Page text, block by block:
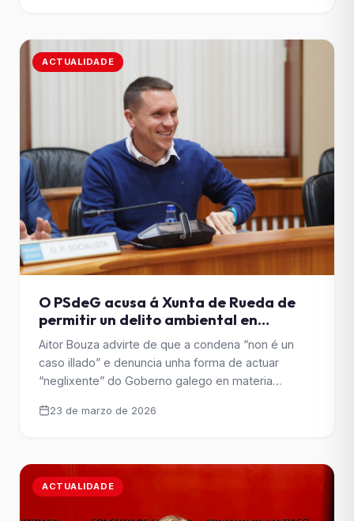
Sanmartín coa reapertura do pavillón de Santa
Isabel, [&hellip;]
ACTUALIDADE
O PSdeG acusa á Xunta de Rueda de
permitir un delito ambiental en
Miramontes e leva a condena ao
Parlamento
Aitor Bouza advirte de que a condena “non é un
caso illado” e denuncia unha forma de actuar
“neglixente” do Goberno galego en materia
actuacións inmediatas, reparación dos danos e
deputado autonómico, Aitor Bouza, anunciou que
[&hellip;]
23 de marzo de 2026
ACTUALIDADE